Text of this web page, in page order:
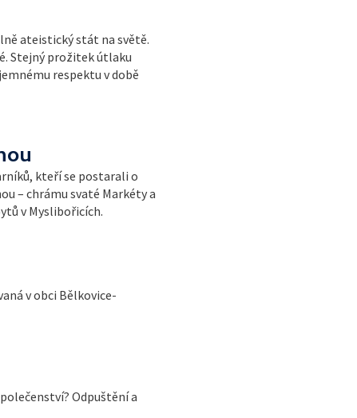
ateistický stát na světě.
Stejný prožitek útlaku
respektu v době
kteří se postarali o
– chrámu svaté Markéty a
v Myslibořicích.
v obci Bělkovice-
Odpuštění a